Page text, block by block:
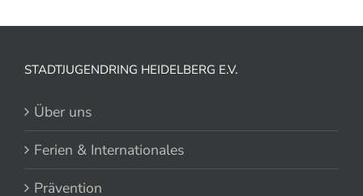
STADTJUGENDRING HEIDELBERG E.V.
Über uns
Ferien & Internationales
Prävention